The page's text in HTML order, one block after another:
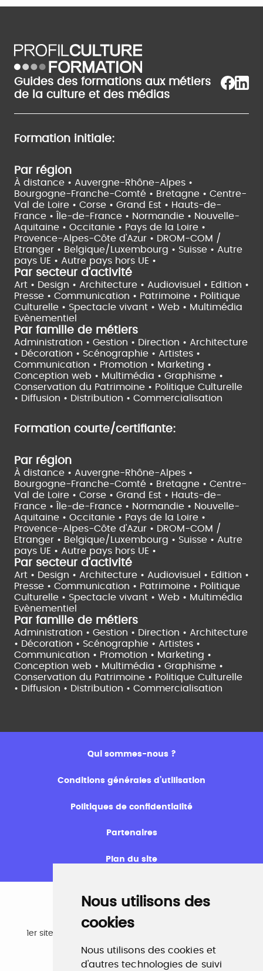
Nous utilisons des
cookies
Nous utilisons des cookies et
d'autres technologies de suivi
Guides des formations aux métiers
de la culture et des médias
Formation initiale:
Par région
À distance • Auvergne-Rhône-Alpes •
Bourgogne-Franche-Comté • Bretagne • Centre-
Val de Loire • Corse • Grand Est • Hauts-de-
France •
Île-de-France • Normandie • Nouvelle-
Aquitaine • Occitanie • Pays de la Loire •
Provence-Alpes-Côte d'Azur • DROM-COM /
Etranger • Belgique/Luxembourg • Suisse • Autre
pays UE • Autre pays hors UE •
Par secteur d'activité
Art • Design • Architecture • Audiovisuel • Edition •
Presse • Communication • Patrimoine • Politique
Culturelle • Spectacle vivant • Web • Multimédia
Evènementiel
Par famille de métiers
Administration • Gestion • Direction • Architecture
• Décoration • Scénographie • Artistes •
Communication • Promotion • Marketing •
Conception web • Multimédia • Graphisme •
Conservation du Patrimoine • Politique Culturelle
• Diffusion • Distribution • Commercialisation
Formation courte/certifiante:
Par région
À distance • Auvergne-Rhône-Alpes •
Bourgogne-Franche-Comté • Bretagne • Centre-
Val de Loire • Corse • Grand Est • Hauts-de-
France •
Île-de-France • Normandie • Nouvelle-
Aquitaine • Occitanie • Pays de la Loire •
Provence-Alpes-Côte d'Azur • DROM-COM /
Etranger • Belgique/Luxembourg • Suisse • Autre
pays UE • Autre pays hors UE •
Par secteur d'activité
Art • Design • Architecture • Audiovisuel • Edition •
Presse • Communication • Patrimoine • Politique
Culturelle • Spectacle vivant • Web • Multimédia
Evènementiel
Par famille de métiers
Administration • Gestion • Direction • Architecture
• Décoration • Scénographie • Artistes •
Communication • Promotion • Marketing •
Conception web • Multimédia • Graphisme •
Conservation du Patrimoine • Politique Culturelle
• Diffusion • Distribution • Commercialisation
Qui sommes-nous ?
Conditions générales d’utilisation
Politiques de confidentialité
Partenaires
Plan du site
Emploi
1er site emploi du secteur culturel 784.000 visites et
www.profilculture.com